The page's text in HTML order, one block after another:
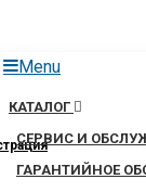
Menu
КАТАЛОГ
СЕРВИС И
ГАРАНТИЙНОЕ